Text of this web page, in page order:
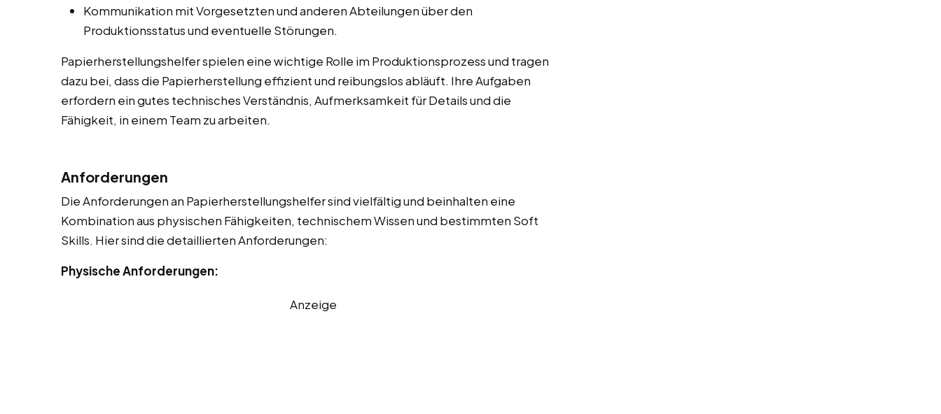
Kommunikation mit Vorgesetzten und anderen Abteilungen über den
Produktionsstatus und eventuelle Störungen.
Papierherstellungshelfer spielen eine wichtige Rolle im Produktionsprozess und tragen
dazu bei, dass die Papierherstellung effizient und reibungslos abläuft. Ihre Aufgaben
erfordern ein gutes technisches Verständnis, Aufmerksamkeit für Details und die
Fähigkeit, in einem Team zu arbeiten.
Anforderungen
Die Anforderungen an Papierherstellungshelfer sind vielfältig und beinhalten eine
Kombination aus physischen Fähigkeiten, technischem Wissen und bestimmten Soft
Skills. Hier sind die detaillierten Anforderungen:
Physische Anforderungen:
Anzeige